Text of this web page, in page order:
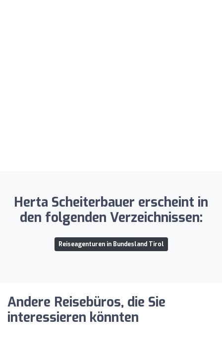
Herta Scheiterbauer erscheint in
den folgenden Verzeichnissen:
Reiseagenturen in Bundesland Tirol
Andere Reisebüros, die Sie
interessieren könnten